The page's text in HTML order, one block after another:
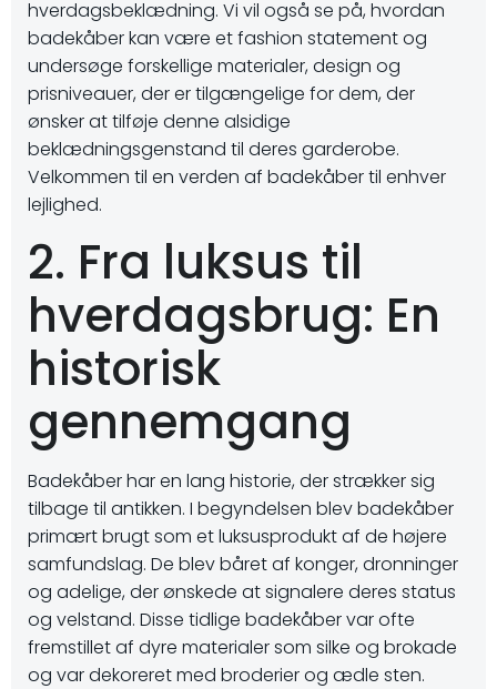
hverdagsbeklædning. Vi vil også se på, hvordan
badekåber kan være et fashion statement og
undersøge forskellige materialer, design og
prisniveauer, der er tilgængelige for dem, der
ønsker at tilføje denne alsidige
beklædningsgenstand til deres garderobe.
Velkommen til en verden af badekåber til enhver
lejlighed.
2. Fra luksus til
hverdagsbrug: En
historisk
gennemgang
Badekåber har en lang historie, der strækker sig
tilbage til antikken. I begyndelsen blev badekåber
primært brugt som et luksusprodukt af de højere
samfundslag. De blev båret af konger, dronninger
og adelige, der ønskede at signalere deres status
og velstand. Disse tidlige badekåber var ofte
fremstillet af dyre materialer som silke og brokade
og var dekoreret med broderier og ædle sten.